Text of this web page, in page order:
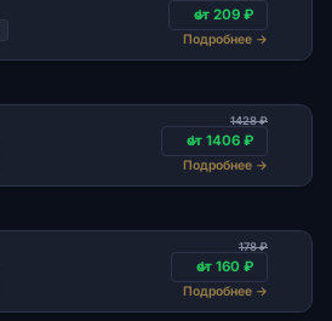
от 209 ₽
Подробнее →
1428 ₽
от 1406 ₽
Подробнее →
178 ₽
от 160 ₽
Подробнее →